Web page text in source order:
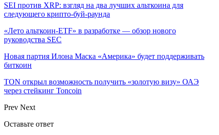
SEI против XRP: взгляд на два лучших альткоина для
следующего крипто-буй-раунда
«Лето альткоин-ETF» в разработке — обзор нового
руководства SEC
Новая партия Илона Маска «Америка» будет поддерживать
биткоин
TON открыл возможность получить «золотую визу» ОАЭ
через стейкинг Toncoin
Prev Next
Оставьте ответ